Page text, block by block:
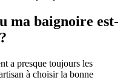
ma baignoire est-
a presque toujours les
à choisir la bonne